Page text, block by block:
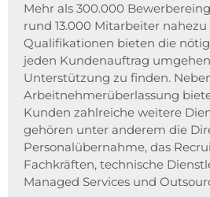
Mehr als 300.000
rund 13.000 Mitarbeiter
Qualifikationen bieten die
jeden Kundenauftrag
Unterstützung zu finden.
Arbeitnehmerüberlassung
Kunden zahlreiche weitere
gehören unter anderem die
Personalübernahme, das
Fachkräften, technische
Managed Services und